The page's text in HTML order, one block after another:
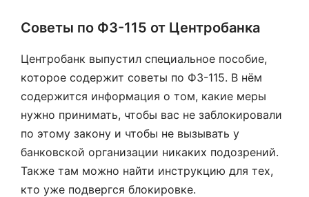
Советы по ФЗ-115 от Центробанка
Центробанк выпустил специальное пособие,
которое содержит советы по ФЗ-115. В нём
содержится информация о том, какие меры
нужно принимать, чтобы вас не заблокировали
по этому закону и чтобы не вызывать у
банковской организации никаких подозрений.
Также там можно найти инструкцию для тех,
кто уже подвергся блокировке.